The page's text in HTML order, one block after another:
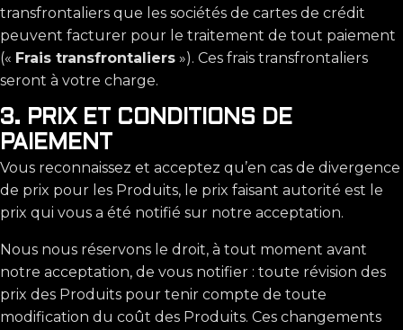
transfrontaliers que les sociétés de cartes de crédit
peuvent facturer pour le traitement de tout paiement
(« Frais transfrontaliers »). Ces frais transfrontaliers
seront à votre charge.
3. PRIX ET CONDITIONS DE
PAIEMENT
Vous reconnaissez et acceptez qu’en cas de divergence
de prix pour les Produits, le prix faisant autorité est le
prix qui vous a été notifié sur notre acceptation.
Nous nous réservons le droit, à tout moment avant
notre acceptation, de vous notifier : toute révision des
prix des Produits pour tenir compte de toute
modification du coût des Produits. Ces changements